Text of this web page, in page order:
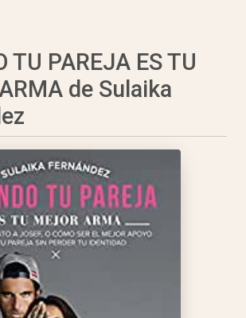
TU PAREJA ES TU
de Sulaika